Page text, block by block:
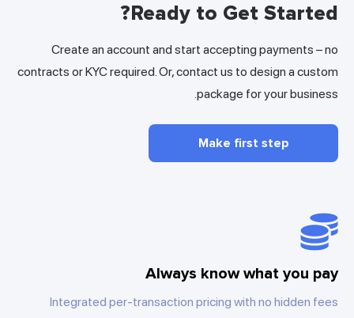
Ready to Get Started?
Create an account and start accepting payments – no
contracts or KYC required. Or, contact us to design a custom
package for your business.
Make first step
Always know what you pay
Integrated per-transaction pricing with no hidden fees